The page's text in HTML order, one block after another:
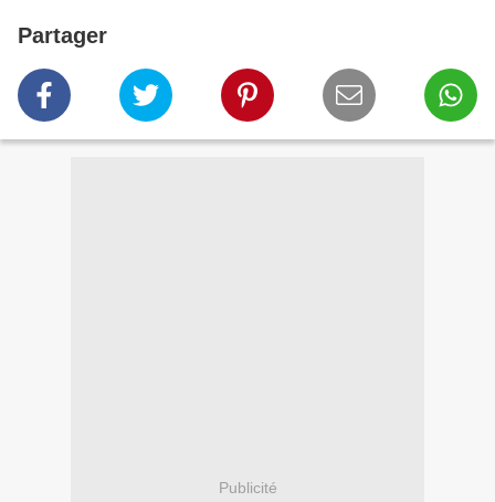
Partager
Publicité